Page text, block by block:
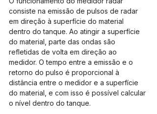
consiste na emissão de pulsos de radar
em direção à superfície do material
dentro do tanque. Ao atingir a superfície
do material, parte das ondas são
refletidas de volta em direção ao
medidor. O tempo entre a emissão e o
retorno do pulso é proporcional à
distância entre o medidor e a superfície
do material, e com isso é possível calcular
o nível dentro do tanque.